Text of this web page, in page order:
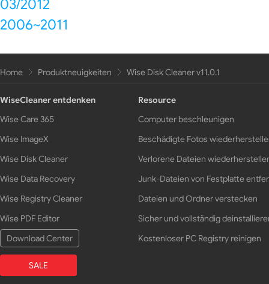
03/2012
2006~2011
Home Produktneuigkeiten Wise Disk Cleaner v11.0.1
WiseCleaner entdenken
Wise Care 365
Wise ImageX
Wise Disk Cleaner
Wise Data Recovery
Wise Registry Cleaner
Wise PDF Editor
Download Center
SALE
Resource
Computer beschleunigen
Beschädigte Fotos
Verlorene Dateien
Junk-Dateien von Festplatte
Dateien und Ordner verstecken
Sicher und vollständig
Kostenloser PC Registry reinigen